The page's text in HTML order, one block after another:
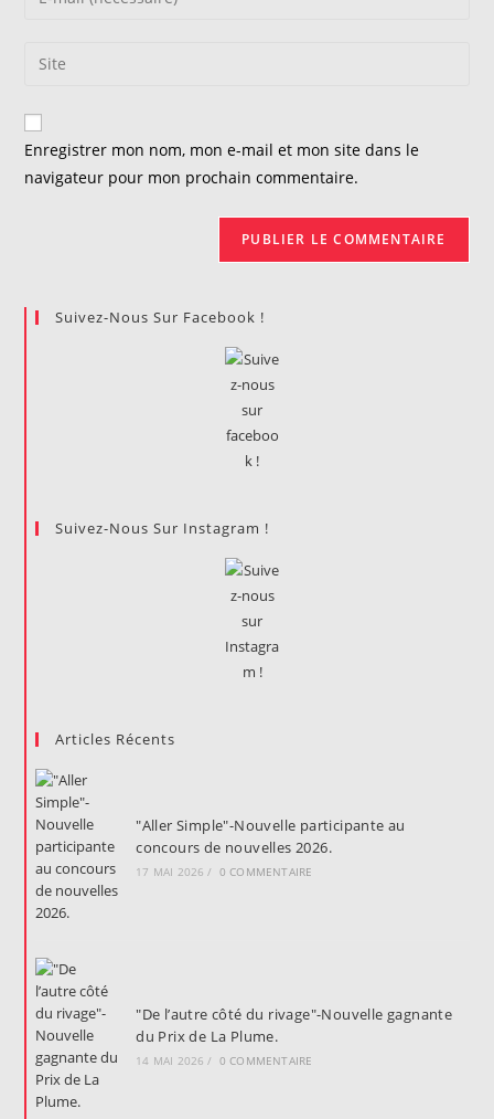
address
comment
Saisir
de
votre
(facultatif)
Enregistrer mon nom, mon e-mail et mon site dans le
navigateur pour mon prochain commentaire.
Suivez-Nous Sur Facebook !
Suivez-Nous Sur Instagram !
Articles Récents
"Aller Simple"-Nouvelle participante au
concours de nouvelles 2026.
17 MAI 2026 / 0 COMMENTAIRE
"De l’autre côté du rivage"-Nouvelle gagnante
du Prix de La Plume.
14 MAI 2026 / 0 COMMENTAIRE